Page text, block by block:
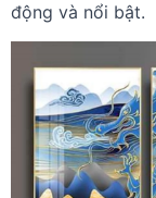
động và nổi bật.